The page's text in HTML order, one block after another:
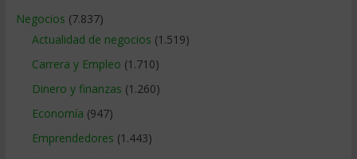
Negocios (7.837)
Actualidad de negocios (1.519)
Carrera y Empleo (1.710)
Dinero y finanzas (1.260)
Economía (947)
Emprendedores (1.443)